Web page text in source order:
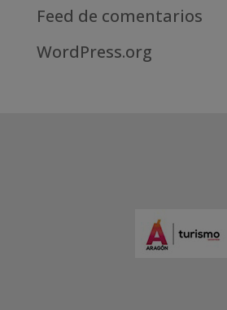
Feed de comentarios
WordPress.org